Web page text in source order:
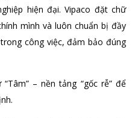
hiện đại. Vipaco đặt chữ
mình và luôn chuẩn bị đầy
công việc, đảm bảo đúng
– nền tảng “gốc rễ” để